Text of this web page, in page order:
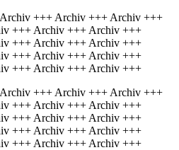
+++ Archiv +++ Archiv +++
+++ Archiv +++ Archiv +++
+++ Archiv +++ Archiv +++
+++ Archiv +++ Archiv +++
+++ Archiv +++ Archiv +++
+++ Archiv +++ Archiv +++
+++ Archiv +++ Archiv +++
+++ Archiv +++ Archiv +++
+++ Archiv +++ Archiv +++
+++ Archiv +++ Archiv +++